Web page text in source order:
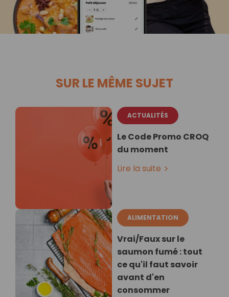
SUR LE MÊME SUJET
ACTUALITÉS
Le Code Promo CROQ
du moment
Lire la suite
ALIMENTATION
Vrai/Faux sur le
saumon fumé : tout
ce qu'il faut savoir
avant d'en
consommer